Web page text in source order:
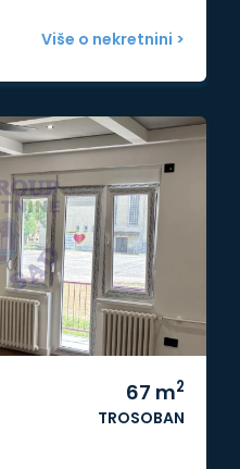
Više o nekretnini >
67 m2
TROSOBAN